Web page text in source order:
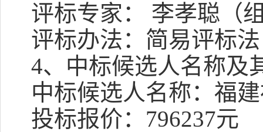
评标专家：
李孝聪 （
评标办法： 简易评标
4、中标候选人名称及
中标候选人名称：福
投标报价： 796237元